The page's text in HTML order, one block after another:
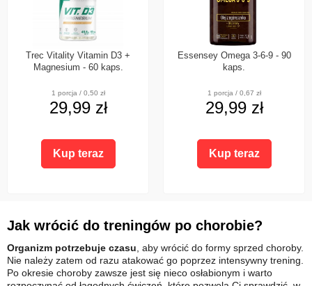
Trec Vitality Vitamin D3 +
Magnesium - 60 kaps.
1 porcja / 0,50 zł
29,99 zł
Kup teraz
Essensey Omega 3-6-9 - 90
kaps.
1 porcja / 0,67 zł
29,99 zł
Kup teraz
Jak wrócić do treningów po chorobie?
Organizm potrzebuje czasu , aby wrócić do formy sprzed choroby.
Nie należy zatem od razu atakować go poprzez intensywny trening.
Po okresie choroby zawsze jest się nieco osłabionym i warto